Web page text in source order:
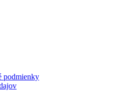
podmienky